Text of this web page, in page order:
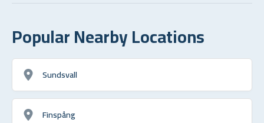
Popular Nearby Locations
Sundsvall
Finspång